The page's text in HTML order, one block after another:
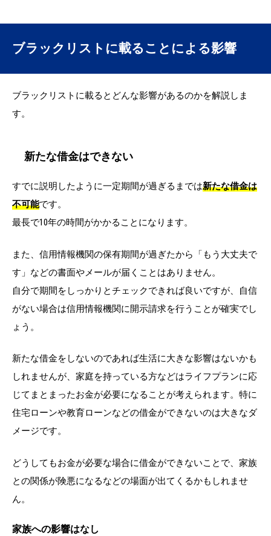
ブラックリストに載ることによる影響
ブラックリストに載るとどんな影響があるのかを解説しま
す。
新たな借金はできない
すでに説明したように一定期間が過ぎるまでは新たな借金は
不可能です。
最長で10年の時間がかかることになります。
また、信用情報機関の保有期間が過ぎたから「もう大丈夫で
す」などの書面やメールが届くことはありません。
自分で期間をしっかりとチェックできれば良いですが、自信
がない場合は信用情報機関に開示請求を行うことが確実でし
ょう。
新たな借金をしないのであれば生活に大きな影響はないかも
しれませんが、家庭を持っている方などはライフプランに応
じてまとまったお金が必要になることが考えられます。特に
住宅ローンや教育ローンなどの借金ができないのは大きなダ
メージです。
どうしてもお金が必要な場合に借金ができないことで、家族
との関係が険悪になるなどの場面が出てくるかもしれませ
ん。
家族への影響はなし